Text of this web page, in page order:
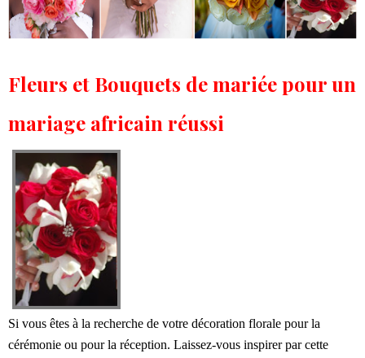
Fleurs et Bouquets de mariée pour un
mariage africain réussi
Si vous êtes à la recherche de votre décoration florale pour la
cérémonie ou pour la réception. Laissez-vous inspirer par cette